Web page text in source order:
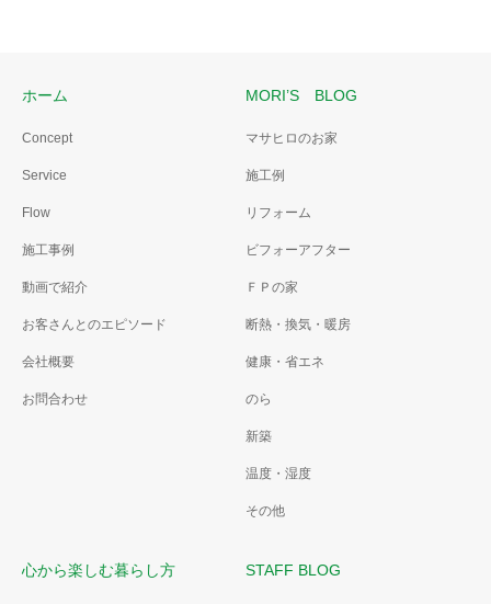
ホーム
Concept
Service
Flow
施工事例
動画で紹介
お客さんとのエピソード
会社概要
お問合わせ
MORI’S BLOG
マサヒロのお家
施工例
リフォーム
ビフォーアフター
ＦＰの家
断熱・換気・暖房
健康・省エネ
のら
新築
温度・湿度
その他
心から楽しむ暮らし方 STAFF BLOG